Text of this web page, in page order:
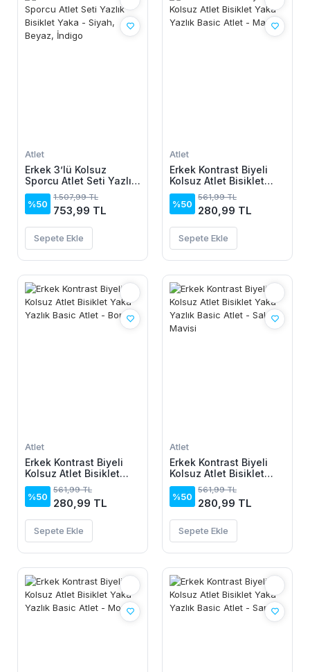
Atlet
Erkek 3’lü Kolsuz
Sporcu Atlet Seti Yazlık
Bisiklet Yaka - Siyah,
Beyaz, İndigo
%50
1.507,99 TL
753,99 TL
Sepete Ekle
Atlet
Erkek Kontrast Biyeli
Kolsuz Atlet Bisiklet
Yaka Yazlık Basic Atlet
- Mavi
%50
561,99 TL
280,99 TL
Sepete Ekle
Atlet
Erkek Kontrast Biyeli
Kolsuz Atlet Bisiklet
Yaka Yazlık Basic Atlet
- Bordo
%50
561,99 TL
280,99 TL
Sepete Ekle
Atlet
Erkek Kontrast Biyeli
Kolsuz Atlet Bisiklet
Yaka Yazlık Basic Atlet
- Saks Mavisi
%50
561,99 TL
280,99 TL
Sepete Ekle